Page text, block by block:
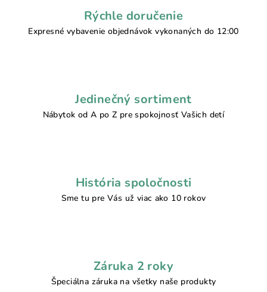
Rýchle doručenie
Expresné vybavenie objednávok vykonaných do 12:00
Jedinečný sortiment
Nábytok od A po Z pre spokojnosť Vašich detí
História spoločnosti
Sme tu pre Vás už viac ako 10 rokov
Záruka 2 roky
Špeciálna záruka na všetky naše produkty